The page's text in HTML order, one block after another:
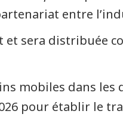
entre
et sera distribuée
mobiles dans les
pour établir le